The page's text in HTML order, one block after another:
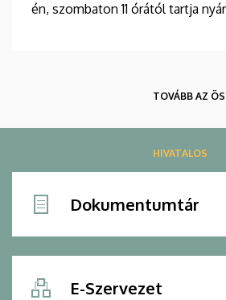
én, szombaton 11 órától tartja
TOVÁBB AZ
HIVATALOS
Dokumentumtár
E-Szervezet